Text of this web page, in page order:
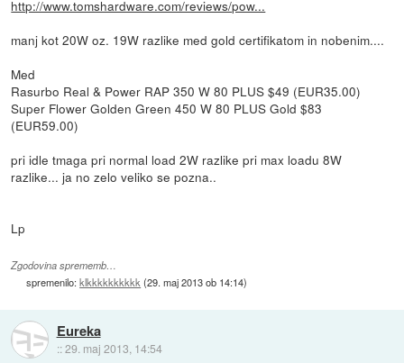
http://www.tomshardware.com/reviews/pow...
manj kot 20W oz. 19W razlike med gold certifikatom in nobenim....
Med
Rasurbo Real & Power RAP 350 W 80 PLUS $49 (EUR35.00)
Super Flower Golden Green 450 W 80 PLUS Gold $83
(EUR59.00)
pri idle tmaga pri normal load 2W razlike pri max loadu 8W
razlike... ja no zelo veliko se pozna..
Lp
Zgodovina sprememb…
spremenilo:klkkkkkkkkkk (29. maj 2013 ob 14:14)
Eureka
::29. maj 2013, 14:54